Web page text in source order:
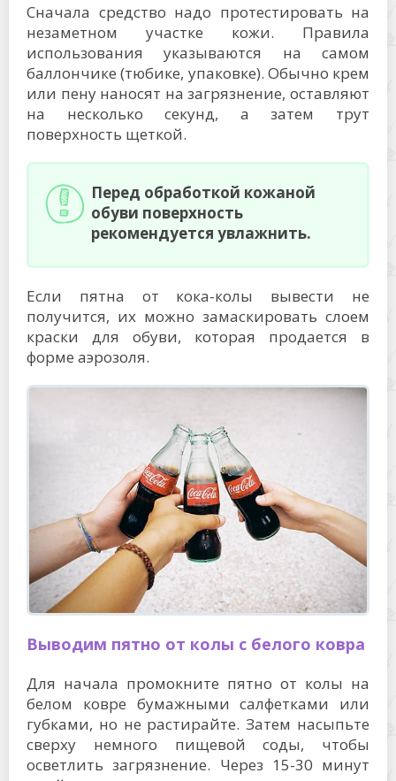
Сначала средство надо протестировать на
незаметном участке кожи. Правила
использования указываются на самом
баллончике (тюбике, упаковке). Обычно крем
или пену наносят на загрязнение, оставляют
на несколько секунд, а затем трут
поверхность щеткой.
Перед обработкой кожаной
обуви поверхность
рекомендуется увлажнить.
Если пятна от кока-колы вывести не
получится, их можно замаскировать слоем
краски для обуви, которая продается в
форме аэрозоля.
Выводим пятно от колы с белого ковра
Для начала промокните пятно от колы на
белом ковре бумажными салфетками или
губками, но не растирайте. Затем насыпьте
сверху немного пищевой соды, чтобы
осветлить загрязнение. Через 15-30 минут